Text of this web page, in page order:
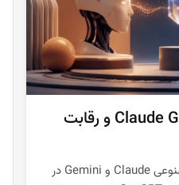
هوش مصنوعی Claude Gemini و رقابت
تحلیلی درباره رقابت هوش مصنوعی Claude و Gemini در